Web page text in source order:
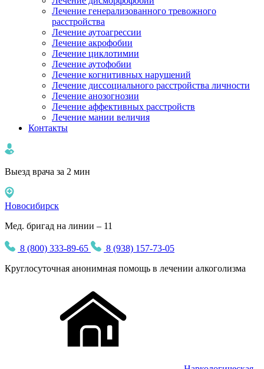
Лечение генерализованного тревожного
расстройства
Лечение аутоагрессии
Лечение акрофобии
Лечение циклотимии
Лечение аутофобии
Лечение когнитивных нарушений
Лечение диссоциального расстройства личности
Лечение анозогнозии
Лечение аффективных расстройств
Лечение мании величия
Контакты
Выезд врача за 2 мин
Новосибирск
Мед. бригад на линии – 11
8 (800) 333-89-65
8 (938) 157-73-05
Круглосуточная анонимная помощь в лечении алкоголизма